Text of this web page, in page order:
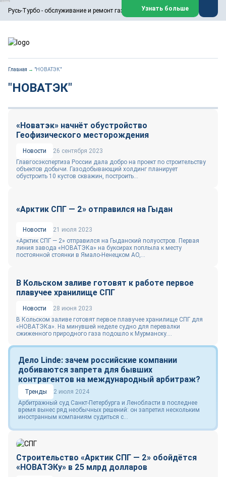
Русь-Турбо - обслуживание и ремонт газовых паровых турбин
ООО «Русь-Турбо» занимается сервисом газовых и паровых
турбин, комплексным ремонтом, восстановлением,
техническим обслуживанием оборудования ТЭС,
работают на нефтегазовых, нефтехимических,
металлургических и других предприятиях.
Реклама. ООО «Русь-Турбо», ИНН 7802588950
Перейти на сайт
Узнать больше
Главная → "НОВАТЭК"
"НОВАТЭК"
«Новатэк» начнёт обустройство
Геофизического месторождения
Новости
26 сентября 2023
Главгосэкспертиза России дала добро на проект по строительству
объектов добычи. Газодобывающий холдинг планирует
обустроить 10 кустов скважин, построить...
«Арктик СПГ — 2» отправился на Гыдан
Новости
21 июля 2023
«Арктик СПГ — 2» отправился на Гыданский полуостров. Первая
линия завода «НОВАТЭКа» на буксирах поплыла к месту
постоянной стоянки в Ямало-Ненецком АО,...
В Кольском заливе готовят к работе первое
плавучее хранилище СПГ
Новости
28 июня 2023
В Кольском заливе готовят первое плавучее хранилище СПГ для
«НОВАТЭКа». На минувшей неделе судно для перевалки
сжиженного природного газа подошло к Мурманску....
Дело Linde: зачем российские компании
добиваются запрета для бывших
контрагентов на международный арбитраж?
Тренды
2 июля 2024
Арбитражный суд Санкт-Петербурга и Ленобласти в последнее
время вынес ряд необычных решений: он запретил нескольким
иностранным компаниям судиться с...
Строительство «Арктик СПГ — 2» обойдётся
«НОВАТЭКу» в 25 млрд долларов